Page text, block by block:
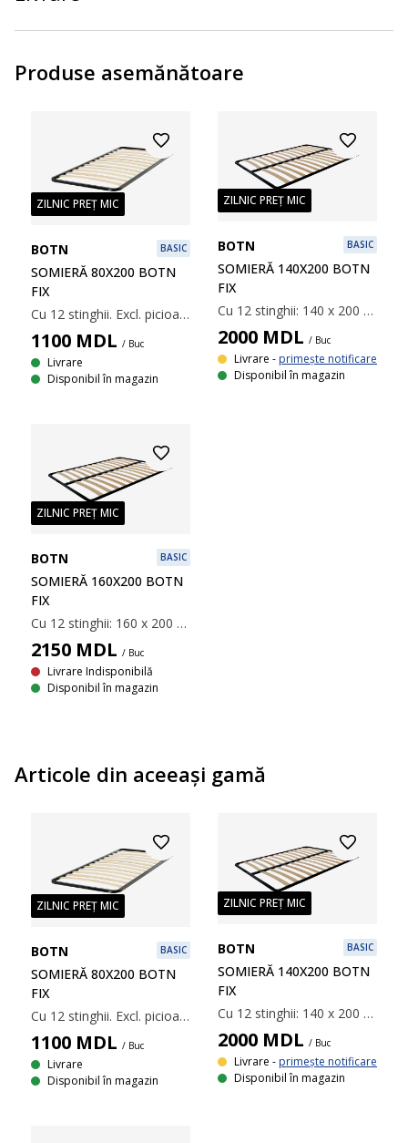
Produse asemănătoare
ZILNIC PREȚ MIC
BOTN BASIC
SOMIERĂ 80X200 BOTN
FIX
Cu 12 stinghii. Excl. picioare. 80x200 cm
1100 MDL / Buc
Livrare
Disponibil în magazin
ZILNIC PREȚ MIC
BOTN BASIC
SOMIERĂ 140X200 BOTN
FIX
Cu 12 stinghii: 140 x 200 cm
2000 MDL / Buc
Livrare - primește notificare
Disponibil în magazin
ZILNIC PREȚ MIC
BOTN BASIC
SOMIERĂ 160X200 BOTN
FIX
Cu 12 stinghii: 160 x 200 cm
2150 MDL / Buc
Livrare Indisponibilă
Disponibil în magazin
Articole din aceeaşi gamă
ZILNIC PREȚ MIC
BOTN BASIC
SOMIERĂ 80X200 BOTN
FIX
Cu 12 stinghii. Excl. picioare. 80x200 cm
1100 MDL / Buc
Livrare
Disponibil în magazin
ZILNIC PREȚ MIC
BOTN BASIC
SOMIERĂ 140X200 BOTN
FIX
Cu 12 stinghii: 140 x 200 cm
2000 MDL / Buc
Livrare - primește notificare
Disponibil în magazin